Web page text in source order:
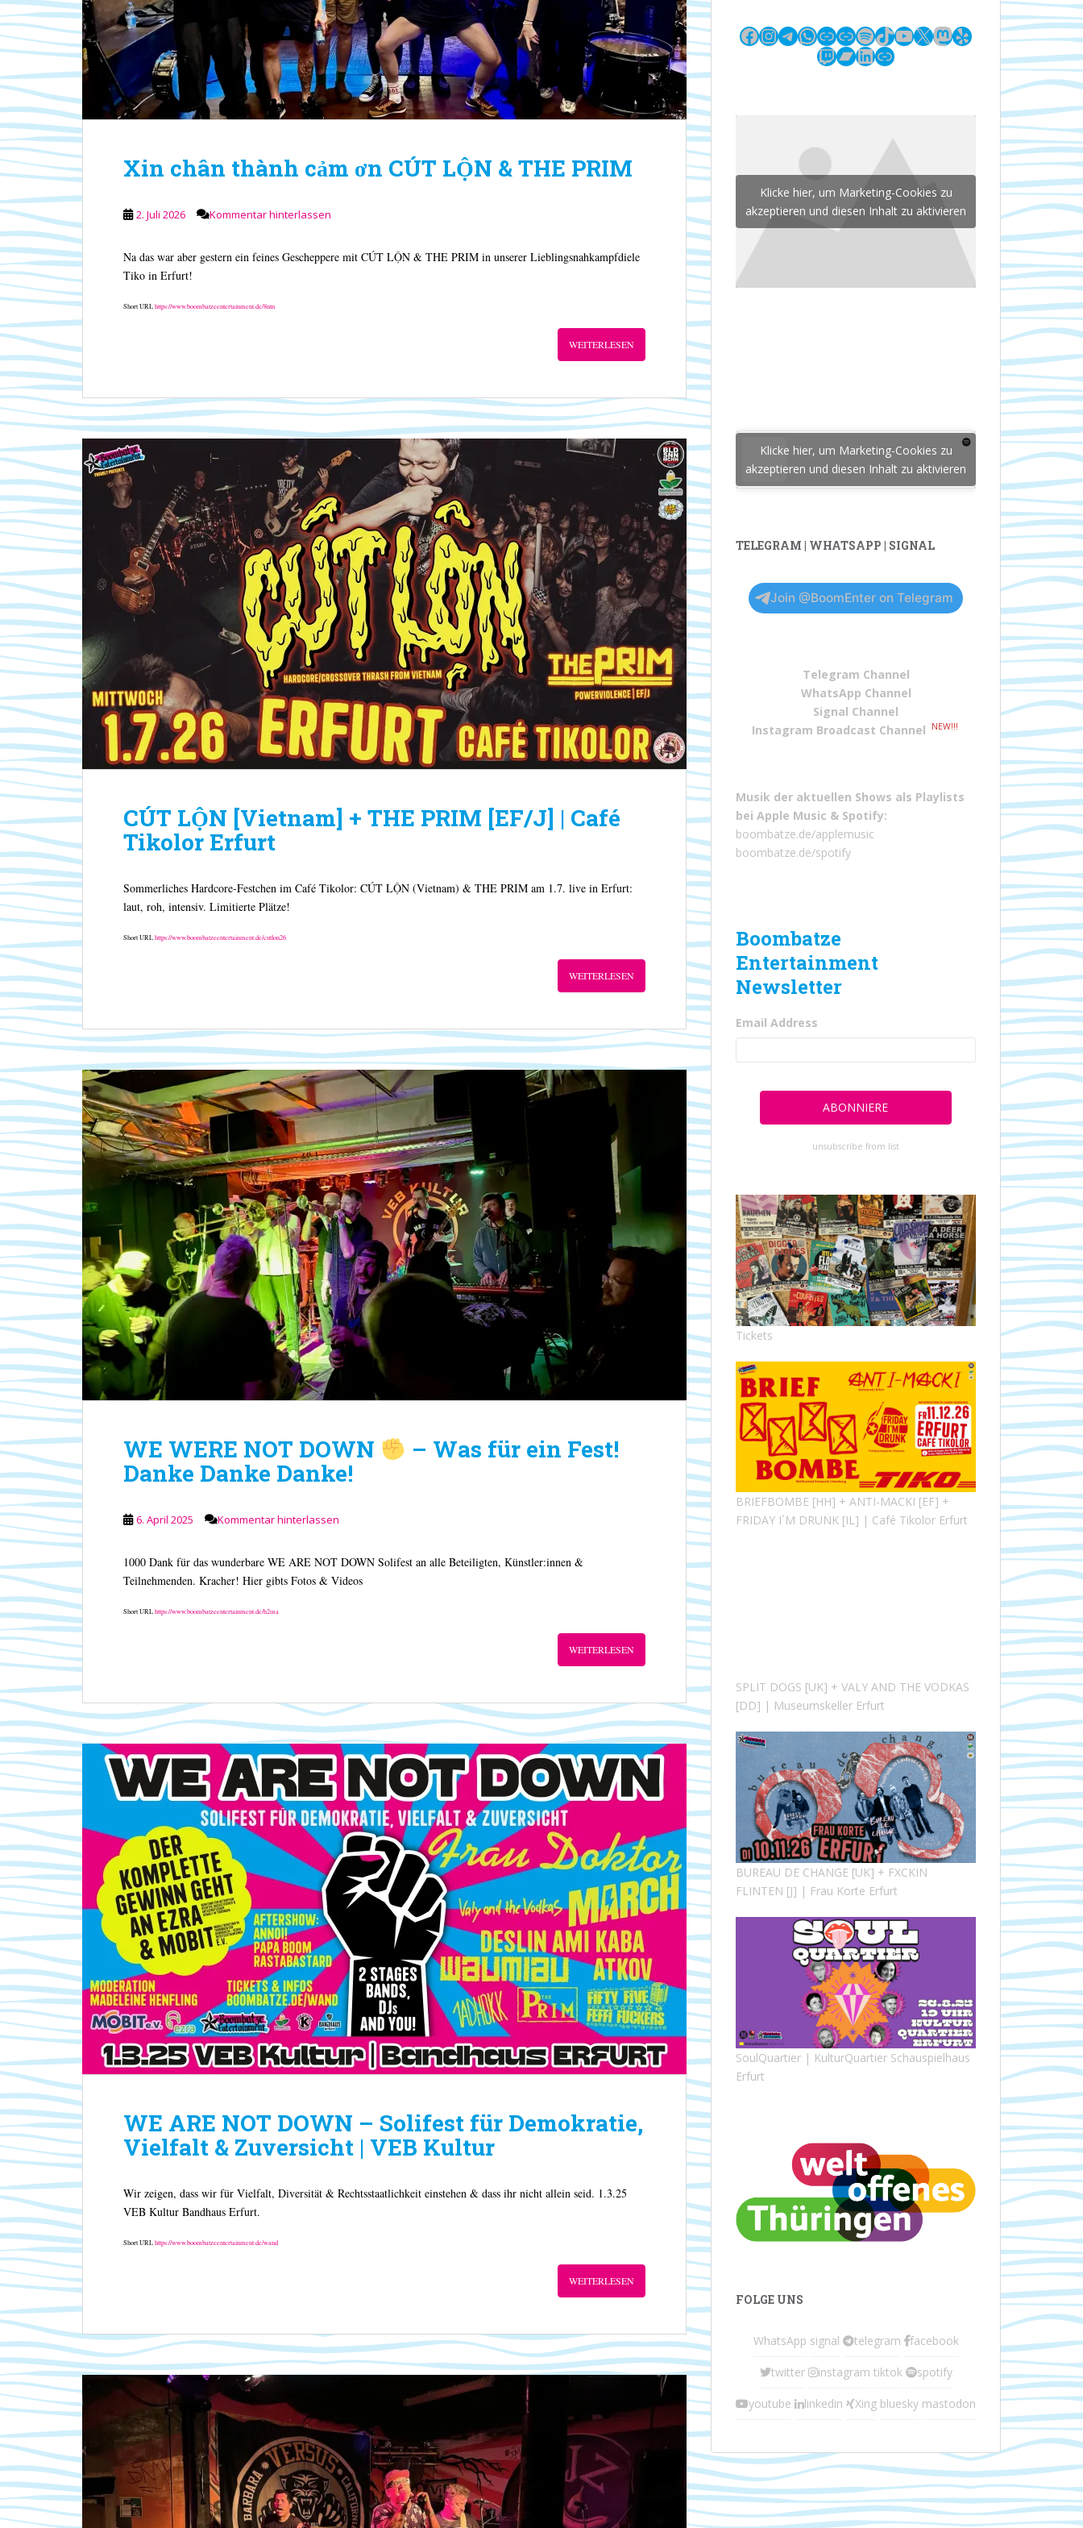
Xin chân thành cảm ơn CÚT LỘN & THE PRIM
2. Juli 2026 Kommentar hinterlassen
Na das war aber gestern ein feines Gescheppere mit CÚT LỘN & THE PRIM in unserer Lieblingsnahkampfdiele
Tiko in Erfurt!
Short URLhttps://www.boombatzeentertainment.de/8ntn
WEITERLESEN
CÚT LỘN [Vietnam] + THE PRIM [EF/J] | Café
Tikolor Erfurt
Sommerliches Hardcore-Festchen im Café Tikolor: CÚT LỘN (Vietnam) & THE PRIM am 1.7. live in Erfurt:
laut, roh, intensiv. Limitierte Plätze!
Short URLhttps://www.boombatzeentertainment.de/cutlon26
WEITERLESEN
WE WERE NOT DOWN
– Was für ein Fest!
Danke Danke Danke!
6. April 2025 Kommentar hinterlassen
1000 Dank für das wunderbare WE ARE NOT DOWN Solifest an alle Beteiligten, Künstler:innen &
Teilnehmenden. Kracher! Hier gibts Fotos & Videos
Short URLhttps://www.boombatzeentertainment.de/h2ma
WEITERLESEN
WE ARE NOT DOWN – Solifest für Demokratie,
Vielfalt & Zuversicht | VEB Kultur
Wir zeigen, dass wir für Vielfalt, Diversität & Rechtsstaatlichkeit einstehen & dass ihr nicht allein seid. 1.3.25
VEB Kultur Bandhaus Erfurt.
Short URLhttps://www.boombatzeentertainment.de/wand
WEITERLESEN
Facebook
Instagram
Telegram
WhatsApp
LinkLinkSpotify
TikTok
YouTube
X Mastodon
Yelp
Twitch
Bandcamp
LinkedIn
Link
Klicke hier, um Marketing-Cookies zu
akzeptieren und diesen Inhalt zu aktivieren
Klicke hier, um Marketing-Cookies zu
akzeptieren und diesen Inhalt zu aktivieren
TELEGRAM | WHATSAPP | SIGNAL
Join @BoomEnter on Telegram
Telegram Channel
WhatsApp Channel
Signal Channel
Instagram Broadcast Channel
NEW!!!
Musik der aktuellen Shows als Playlists
bei Apple Music & Spotify:
boombatze.de/applemusic
boombatze.de/spotify
Boombatze
Entertainment
Newsletter
Email Address
unsubscribe from list
Tickets
BRIEFBOMBE [HH] + ANTI-MACKI [EF] +
FRIDAY I´M DRUNK [IL] | Café Tikolor Erfurt
SPLIT DOGS [UK] + VALY AND THE VODKAS
[DD] | Museumskeller Erfurt
BUREAU DE CHANGE [UK] + FXCKIN
FLINTEN [J] | Frau Korte Erfurt
SoulQuartier | KulturQuartier Schauspielhaus
Erfurt
FOLGE UNS
WhatsApp signal telegram facebook
twitter instagram tiktok spotify
youtube linkedin Xing bluesky mastodon